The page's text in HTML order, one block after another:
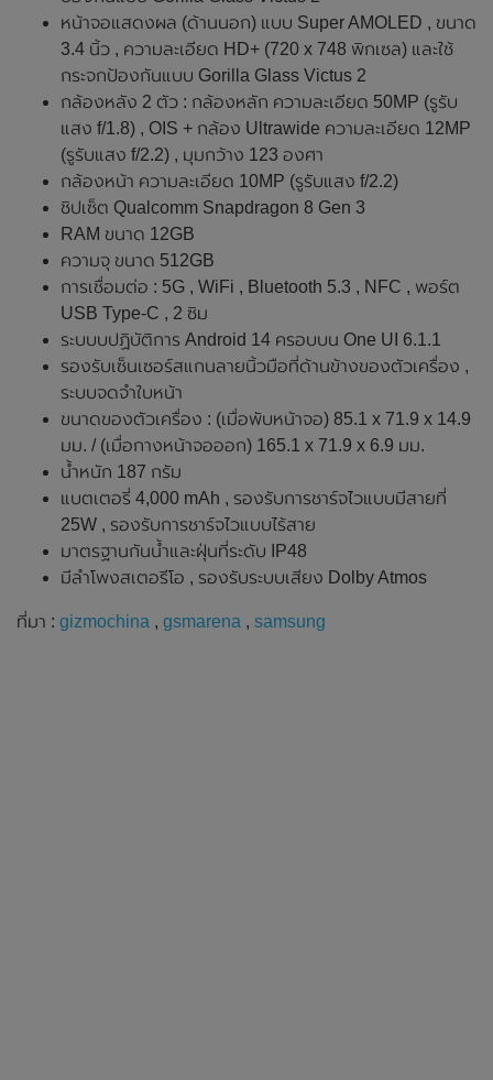
หน้าจอแสดงผล (ด้านนอก) แบบ Super AMOLED , ขนาด
3.4 นิ้ว , ความละเอียด HD+ (720 x 748 พิกเซล) และใช้
กระจกป้องกันแบบ Gorilla Glass Victus 2
กล้องหลัง 2 ตัว : กล้องหลัก ความละเอียด 50MP (รูรับ
แสง f/1.8) , OIS + กล้อง Ultrawide ความละเอียด 12MP
(รูรับแสง f/2.2) , มุมกว้าง 123 องศา
กล้องหน้า ความละเอียด 10MP (รูรับแสง f/2.2)
ชิปเซ็ต Qualcomm Snapdragon 8 Gen 3
RAM ขนาด 12GB
ความจุ ขนาด 512GB
การเชื่อมต่อ : 5G , WiFi , Bluetooth 5.3 , NFC , พอร์ต
USB Type-C , 2 ซิม
ระบบบปฏิบัติการ Android 14 ครอบบน One UI 6.1.1
รองรับเซ็นเซอร์สแกนลายนิ้วมือที่ด้านข้างของตัวเครื่อง ,
ระบบจดจำใบหน้า
ขนาดของตัวเครื่อง : (เมื่อพับหน้าจอ) 85.1 x 71.9 x 14.9
มม. / (เมื่อกางหน้าจอออก) 165.1 x 71.9 x 6.9 มม.
น้ำหนัก 187 กรัม
แบตเตอรี่ 4,000 mAh , รองรับการชาร์จไวแบบมีสายที่
25W , รองรับการชาร์จไวแบบไร้สาย
มาตรฐานกันน้ำและฝุ่นที่ระดับ IP48
มีลำโพงสเตอรีโอ , รองรับระบบเสียง Dolby Atmos
ที่มา : gizmochina , gsmarena , samsung